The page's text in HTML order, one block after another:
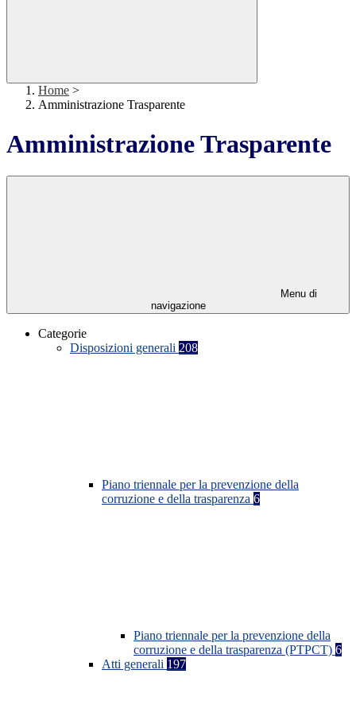
Home >
Amministrazione Trasparente
Amministrazione Trasparente
Menu di
navigazione
Categorie
Disposizioni generali 208
Piano triennale per la prevenzione della
corruzione e della trasparenza 6
Piano triennale per la prevenzione della
corruzione e della trasparenza (PTPCT) 6
Atti generali 197